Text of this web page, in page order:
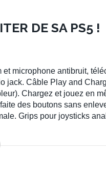
DE SA PS5 !
microphone antibruit,
jack. Câble Play and
Chargez et jouez en
des boutons sans
Grips pour joysticks